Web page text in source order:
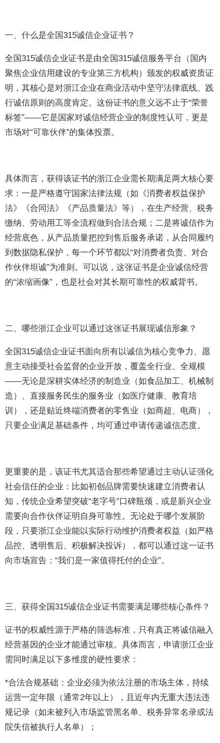
一、什么是全国315诚信企业证书？
全国315诚信企业证书是由全国315诚信服务平台（国内
聚焦企业信用建设的专业第三方机构）颁发的权威资质证
明，其核心是对浙江企业在商业活动中坚守法律底线、践
行诚信原则的高度肯定。这份证书的意义远不止于“荣誉
标签”——它是国家对诚信经营企业的制度性认可，更是
市场对“可靠伙伴”的集体投票。
具体而言，获得该证书的浙江企业需长期满足两大核心要
求：一是严格遵守国家法律法规（如《消费者权益保护
法》《合同法》《产品质量法》等），在生产经营、税务
缴纳、劳动用工等全流程做到合法合规；二是将诚信作为
经营底色，从产品质量把控到售后服务承诺，从合同履约
到数据隐私保护，每一个环节都以“对消费者负责、对合
作伙伴坦诚”为准则。可以说，这张证书是企业诚信经营
的“浓缩画像”，也是社会对其长期可靠性的权威背书。
二、哪些浙江企业可以通过这张证书展现诚信形象？
全国315诚信企业证书面向所有以诚信为核心竞争力、愿
意主动接受社会监督的企业开放，覆盖全行业、全规模
——无论是深耕实体经济的制造业（如食品加工、机械制
造）、直接服务民生的服务业（如医疗健康、教育培
训），还是贴近终端消费者的零售业（如商超、电商），
只要企业满足基础条件，均可通过申请传递诚信态度。
更重要的是，该证书尤其适合那些希望通过主动认证强化
社会信任的企业：比如初创品牌需要快速建立消费者认
知，传统企业希望突破“老字号”口碑瓶颈，或是新兴企业
需要向合作伙伴证明自身可靠性。无论处于哪个发展阶
段，只要浙江企业能以实际行动维护消费者权益（如严格
品控、透明售后、积极解决投诉），都可以通过这一证书
向市场宣告：“我们是一家值得托付的企业”。
三、获得全国315诚信企业证书需要满足哪些核心条件？
证书的权威性源于严格的筛选标准，只有真正将诚信融入
经营基因的企业才能通过审核。具体而言，申请浙江企业
需同时满足以下多维度的硬性要求：
*合法合规基础：企业必须为依法注册的市场主体，持续
运营一定年限（通常2年以上），且近年内无重大违法违
规记录（如未被列入市场监管黑名单、税务异常名录或法
院失信被执行人名单）；